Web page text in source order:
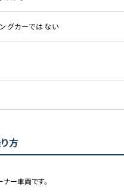
グカーではない
方
ー車両です。